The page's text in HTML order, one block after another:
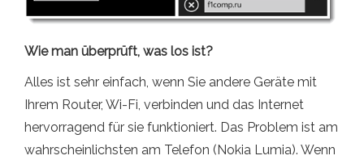
Wie man überprüft, was los ist?
Alles ist sehr einfach, wenn Sie andere Geräte mit
Ihrem Router, Wi-Fi, verbinden und das Internet
hervorragend für sie funktioniert. Das Problem ist am
wahrscheinlichsten am Telefon (Nokia Lumia). Wenn